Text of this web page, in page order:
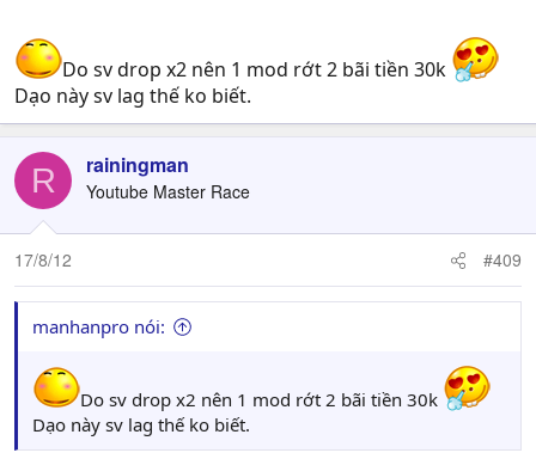
Do sv drop x2 nên 1 mod rớt 2 bãi tiền 30k
Dạo này sv lag thế ko biết.
R rainingman
Youtube Master Race
17/8/12 #409
manhanpro nói:
Do sv drop x2 nên 1 mod rớt 2 bãi tiền 30k
Dạo này sv lag thế ko biết.